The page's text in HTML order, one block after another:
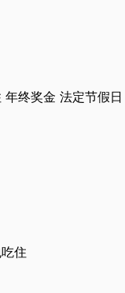
年终奖金 法定节假日
住